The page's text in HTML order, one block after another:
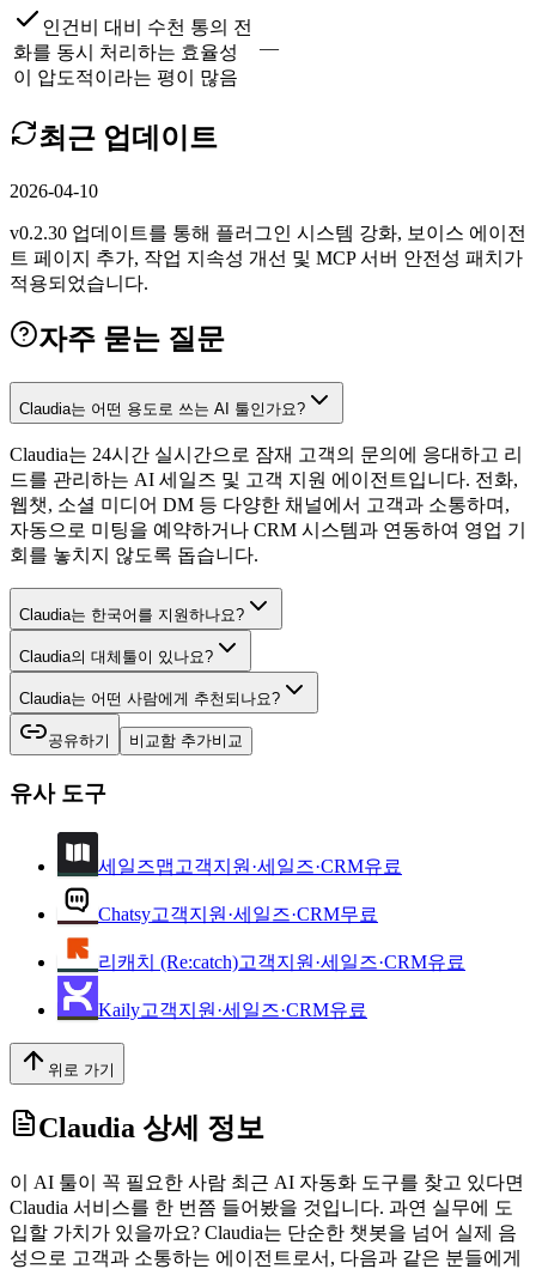
인건비 대비 수천 통의 전
화를 동시 처리하는 효율성
이 압도적이라는 평이 많음
—
최근 업데이트
2026-04-10
v0.2.30 업데이트를 통해 플러그인 시스템 강화, 보이스 에이전
트 페이지 추가, 작업 지속성 개선 및 MCP 서버 안전성 패치가
적용되었습니다.
자주 묻는 질문
Claudia는 어떤 용도로 쓰는 AI 툴인가요?
Claudia는 24시간 실시간으로 잠재 고객의 문의에 응대하고 리
드를 관리하는 AI 세일즈 및 고객 지원 에이전트입니다. 전화,
웹챗, 소셜 미디어 DM 등 다양한 채널에서 고객과 소통하며,
자동으로 미팅을 예약하거나 CRM 시스템과 연동하여 영업 기
회를 놓치지 않도록 돕습니다.
Claudia는 한국어를 지원하나요?
Claudia의 대체툴이 있나요?
Claudia는 어떤 사람에게 추천되나요?
공유하기 비교함 추가비교
유사 도구
세일즈맵 고객지원·세일즈·CRM유료
Chatsy고객지원·세일즈·CRM무료
리캐치 (Re:catch)고객지원·세일즈·CRM유료
Kaily고객지원·세일즈·CRM유료
위로 가기
Claudia 상세 정보
이 AI 툴이 꼭 필요한 사람 최근 AI 자동화 도구를 찾고 있다면
Claudia 서비스를 한 번쯤 들어봤을 것입니다. 과연 실무에 도
입할 가치가 있을까요? Claudia는 단순한 챗봇을 넘어 실제 음
성으로 고객과 소통하는 에이전트로서, 다음과 같은 분들에게